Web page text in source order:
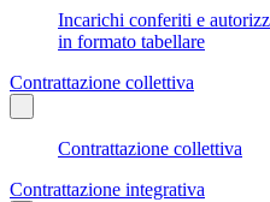
Incarichi conferiti e
in formato tabellare
Contrattazione collettiva
Contrattazione collettiva
Contrattazione integrativa